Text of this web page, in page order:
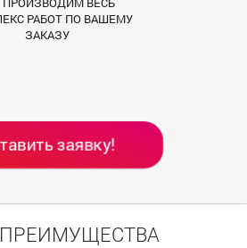
РАБОТ ПО ВАШЕМУ
ЗАКАЗУ
заявку!